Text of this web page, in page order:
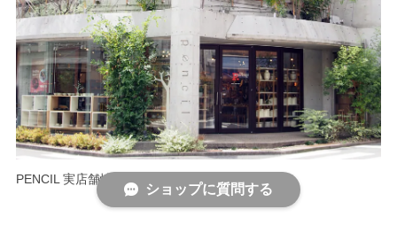
PENCIL 実店舗情報
ショップに質問する